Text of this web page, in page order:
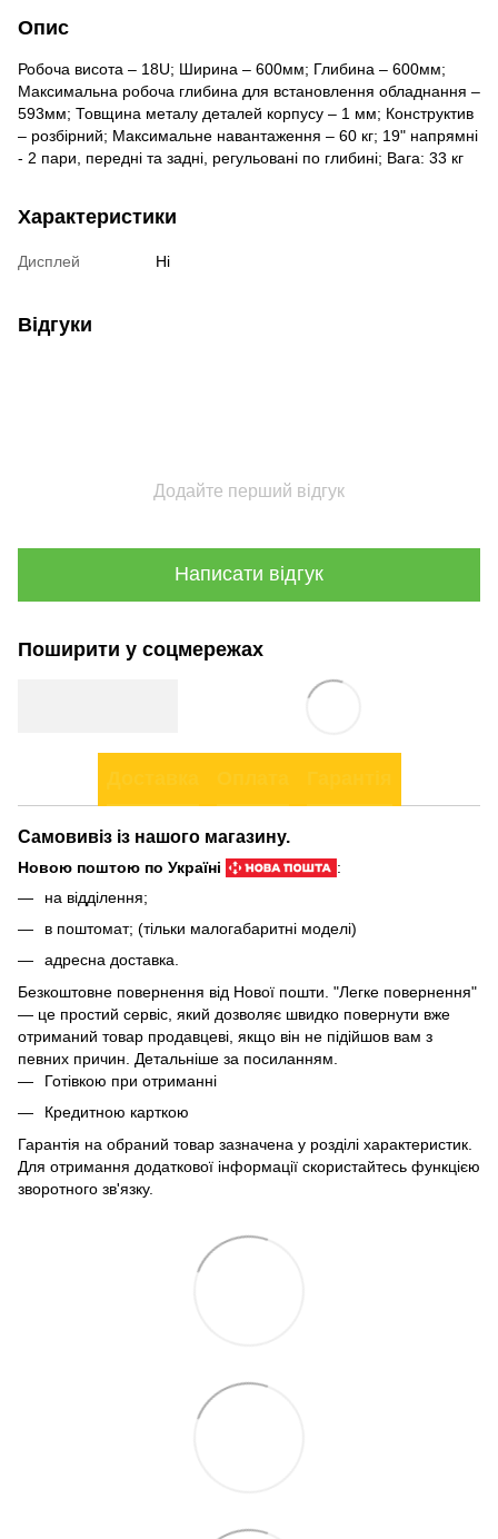
Опис
Робоча висота – 18U; Ширина – 600мм; Глибина – 600мм;
Максимальна робоча глибина для встановлення обладнання –
593мм; Товщина металу деталей корпусу – 1 мм; Конструктив
– розбірний; Максимальне навантаження – 60 кг; 19" напрямні
- 2 пари, передні та задні, регульовані по глибині; Вага: 33 кг
Характеристики
Дисплей Ні
Відгуки
Додайте перший відгук
Написати відгук
Поширити у соцмережах
Самовивіз із нашого магазину.
Новою поштою по Україні
:
на відділення;
в поштомат; (тільки малогабаритні моделі)
адресна доставка.
Безкоштовне повернення від Нової пошти. "Легке повернення"
— це простий сервіс, який дозволяє швидко повернути вже
отриманий товар продавцеві, якщо він не підійшов вам з
певних причин. Детальніше за посиланням
Готівкою при отриманні
Кредитною карткою
Гарантія на обраний товар зазначена у розділі характеристик.
Для отримання додаткової інформації скористайтесь функцією
зворотного зв'язку.